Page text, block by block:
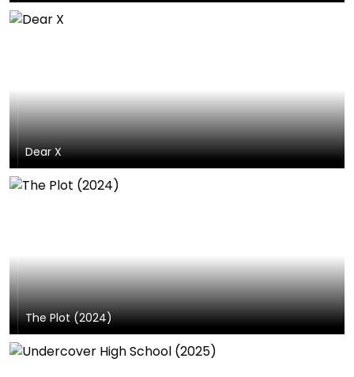
Dear X
The Plot (2024)